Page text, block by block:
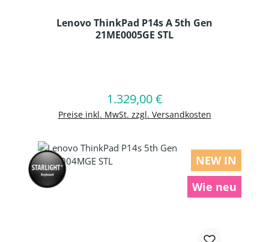
Lenovo ThinkPad P14s A 5th Gen
21ME0005GE STL
Regulärer Preis:
1.329,00 €
Preise inkl. MwSt. zzgl. Versandkosten
In den Warenkorb
NEW IN
Wie neu